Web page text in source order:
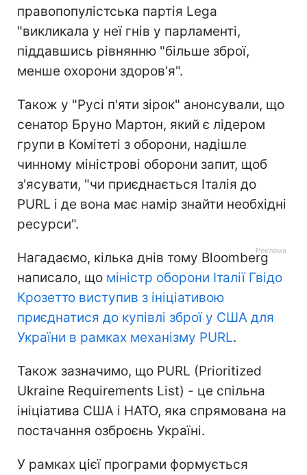
правопопулістська партія Lega
"викликала у неї гнів у парламенті,
піддавшись рівнянню "більше зброї,
менше охорони здоров'я".
Також у "Русі п'яти зірок" анонсували, що
сенатор Бруно Мартон, який є лідером
групи в Комітеті з оборони, надішле
чинному міністрові оборони запит, щоб
з'ясувати, "чи приєднається Італія до
PURL і де вона має намір знайти необхідні
ресурси".
Нагадаємо, кілька днів тому Bloomberg
написало, що міністр оборони Італії Гвідо
Крозетто виступив з ініціативою
приєднатися до купівлі зброї у США для
України в рамках механізму PURL.
Також зазначимо, що PURL (Prioritized
Ukraine Requirements List) - це спільна
ініціатива США і НАТО, яка спрямована на
постачання озброєнь Україні.
У рамках цієї програми формується